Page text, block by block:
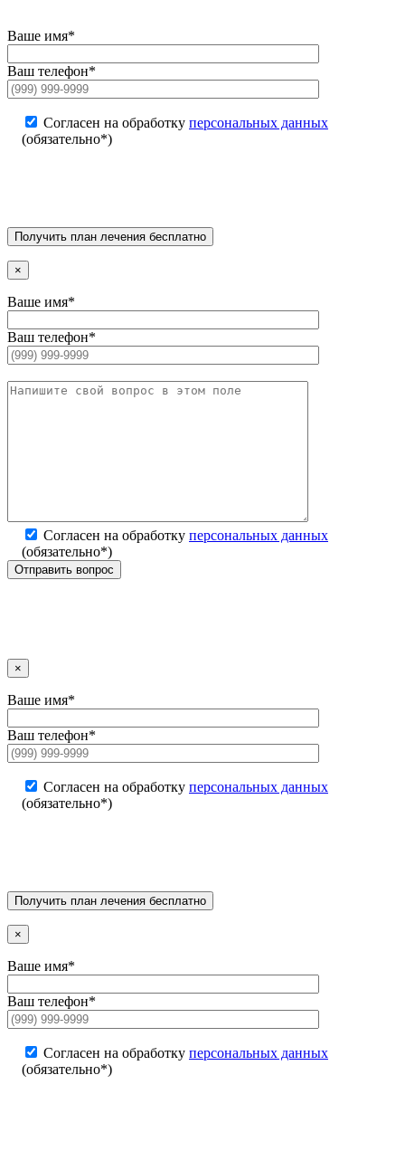
Ваше имя*
Ваш телефон*
Согласен на обработку персональных данных
(обязательно*)
×
Ваше имя*
Ваш телефон*
Согласен на обработку персональных данных
(обязательно*)
×
Ваше имя*
Ваш телефон*
Согласен на обработку персональных данных
(обязательно*)
×
Ваше имя*
Ваш телефон*
Согласен на обработку персональных данных
(обязательно*)